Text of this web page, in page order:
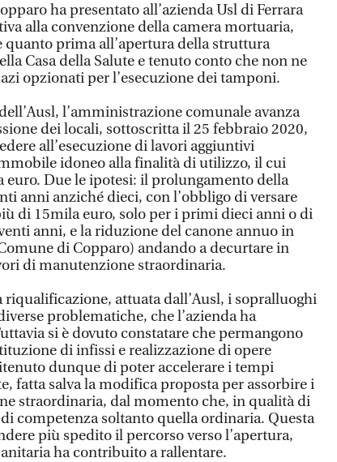
ha presentato all’azienda Usl di Ferrara
alla convenzione della camera mortuaria,
quanto prima all’apertura della struttura
Casa della Salute e tenuto conto che non ne
opzionati per l’esecuzione dei tamponi.
l’amministrazione comunale avanza
dei locali, sottoscritta il 25 febbraio 2020,
all’esecuzione di lavori aggiuntivi
idoneo alla finalità di utilizzo, il cui
euro. Due le ipotesi: il prolungamento della
anni anziché dieci, con l’obbligo di versare
di 15mila euro, solo per i primi dieci anni o di
anni, e la riduzione del canone annuo in
di Copparo) andando a decurtare in
di manutenzione straordinaria.
attuata dall’Ausl, i sopralluoghi
problematiche, che l’azienda ha
si è dovuto constatare che permangono
di infissi e realizzazione di opere
dunque di poter accelerare i tempi
fatta salva la modifica proposta per assorbire i
straordinaria, dal momento che, in qualità di
competenza soltanto quella ordinaria. Questa
più spedito il percorso verso l’apertura,
ha contribuito a rallentare.